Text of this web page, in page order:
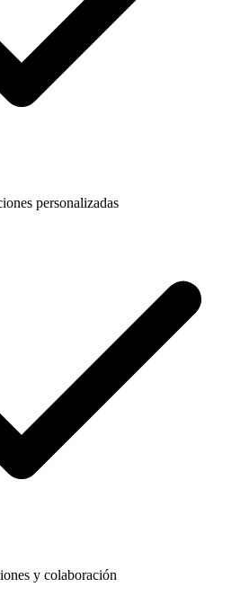
personalizadas
y colaboración